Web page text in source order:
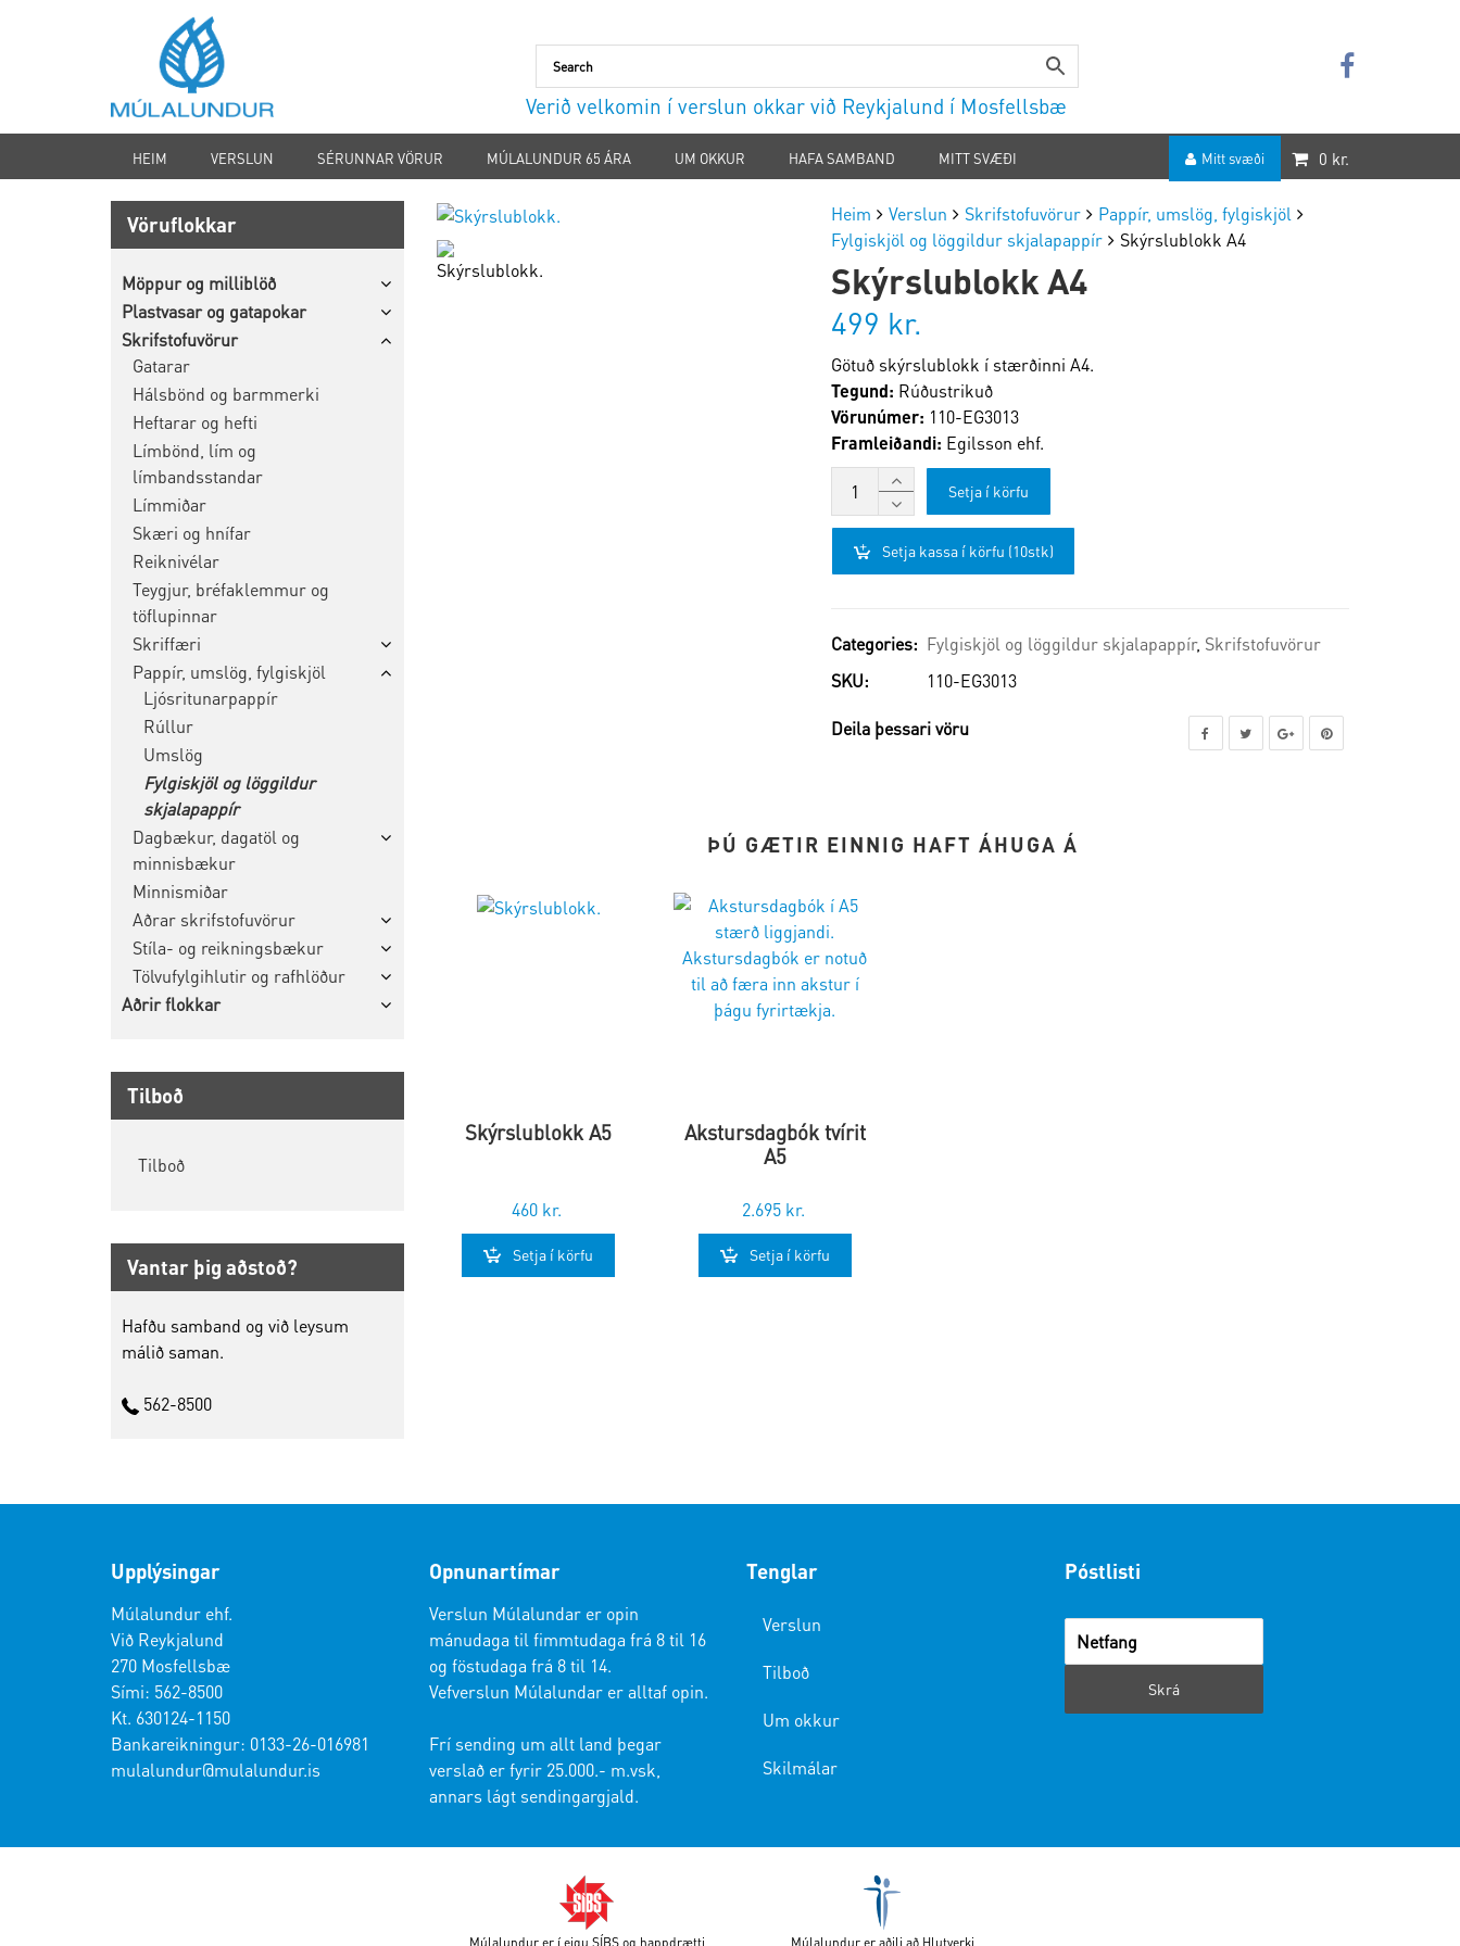
Verið velkomin í verslun okkar við Reykjalund í Mosfellsbæ
HEIM VERSLUN SÉRUNNAR VÖRUR MÚLALUNDUR 65 ÁRA UM OKKUR HAFA SAMBAND MITT SVÆÐI Mitt svæði 0 kr.
Heim Verslun Skrifstofuvörur
Pappír, umslög, fylgiskjöl
Fylgiskjöl og löggildur skjalapappír
Skýrslublokk A4
Skýrslublokk A4
499 kr.
Götuð skýrslublokk í stærðinni A4.
Tegund: Rúðustrikuð
Vörunúmer: 110-EG3013
Framleiðandi: Egilsson ehf.
Setja í körfu
Setja kassa í körfu (10stk)
Categories: Fylgiskjöl og löggildur skjalapappír, Skrifstofuvörur
SKU:
110-EG3013
Deila þessari vöru
ÞÚ GÆTIR EINNIG HAFT ÁHUGA Á
Skýrslublokk A5
460 kr.
Setja í körfu
Akstursdagbók tvírit
A5
2.695 kr.
Setja í körfu
Vöruflokkar
Möppur og milliblöð
Plastvasar og gatapokar
Skrifstofuvörur
Gatarar
Hálsbönd og barmmerki
Heftarar og hefti
Límbönd, lím og
límbandsstandar
Límmiðar
Skæri og hnífar
Reiknivélar
Teygjur, bréfaklemmur og
töflupinnar
Skriffæri
Pappír, umslög, fylgiskjöl
Ljósritunarpappír
Rúllur
Umslög
Fylgiskjöl og löggildur
skjalapappír
Dagbækur, dagatöl og
minnisbækur
Minnismiðar
Aðrar skrifstofuvörur
Stíla- og reikningsbækur
Tölvufylgihlutir og rafhlöður
Aðrir flokkar
Tilboð
Tilboð
Vantar þig aðstoð?
Hafðu samband og við leysum
málið saman.
562-8500
Upplýsingar
Múlalundur ehf.
Við Reykjalund
270 Mosfellsbæ
Sími: 562-8500
Kt. 630124-1150
Bankareikningur: 0133-26-016981
mulalundur@mulalundur.is
Opnunartímar
Verslun Múlalundar er opin
mánudaga til fimmtudaga frá 8 til 16
og föstudaga frá 8 til 14.
Vefverslun Múlalundar er alltaf opin.
Frí sending um allt land þegar
verslað er fyrir 25.000.- m.vsk,
annars lágt sendingargjald.
Tenglar
Verslun
Tilboð
Um okkur
Skilmálar
Póstlisti
Múlalundur er í eigu SÍBS og happdrætti Múlalundur er aðili að Hlutverki